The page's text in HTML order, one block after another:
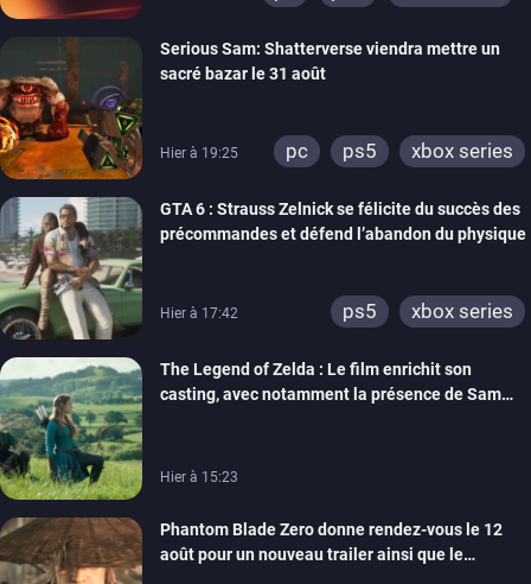
xbox one
switch 2
Serious Sam: Shatterverse viendra mettre un
sacré bazar le 31 août
Hier à 19:25 pc ps5 xbox series
GTA 6 : Strauss Zelnick se félicite du succès des
précommandes et défend l’abandon du physique
Hier à 17:42 ps5 xbox series
The Legend of Zelda : Le film enrichit son
casting, avec notamment la présence de Sam
Hier à 15:23
Phantom Blade Zero donne rendez-vous le 12
août pour un nouveau trailer ainsi que le